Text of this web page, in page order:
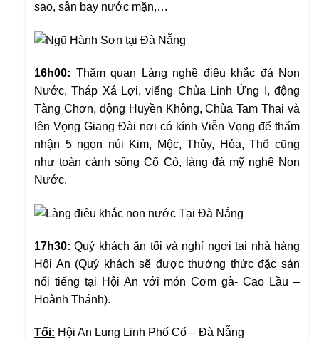
sao, sân bay nước mặn,…
16h00: Thăm quan Làng nghề điêu khắc đá Non
Nước, Tháp Xá Lợi, viếng Chùa Linh Ứng I, động
Tàng Chơn, động Huyền Không, Chùa Tam Thai và
lên Vọng Giang Đài nơi có kính Viễn Vọng để thẩm
nhận 5 ngọn núi Kim, Mộc, Thủy, Hỏa, Thổ cũng
như toàn cảnh sông Cổ Cò, làng đá mỹ nghệ Non
Nước.
17h30: Quý khách ăn tối và nghỉ ngơi tại nhà hàng
Hội An (Quý khách sẽ được thưởng thức đặc sản
nổi tiếng tại Hội An với món Cơm gà- Cao Lầu –
Hoành Thánh).
Tối: Hội An Lung Linh Phố Cổ – Đà Nẵng